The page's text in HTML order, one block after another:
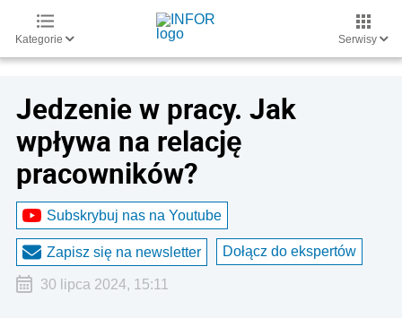
Kategorie Serwisy
Jedzenie w pracy. Jak
wpływa na relację
pracowników?
Subskrybuj nas na Youtube
Zapisz się na newsletter Dołącz do ekspertów
30 lipca 2024, 15:11